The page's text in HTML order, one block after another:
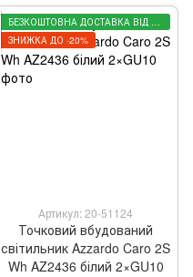
БЕЗКОШТОВНА ДОСТАВКА ВІД 3000 ГРН
ЗНИЖКА ДО -20%
Артикул: 20-51124
Точковий вбудований
світильник Azzardo Caro 2S
Wh AZ2436 білий 2×GU10